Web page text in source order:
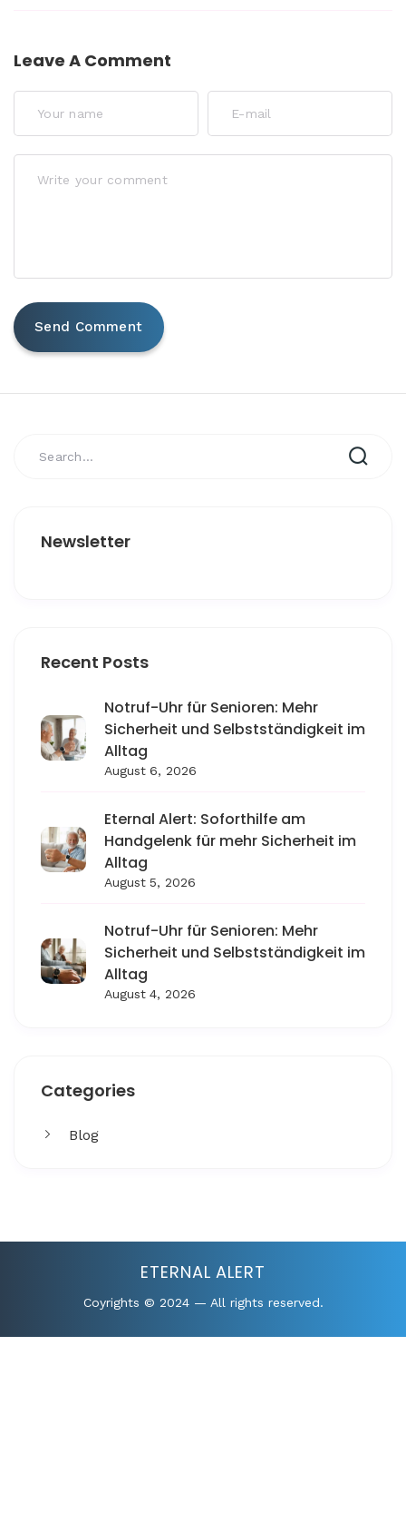
Newsletter
Recent Posts
Notruf-Uhr für Senioren: Mehr
Sicherheit und Selbstständigkeit im
Alltag
August 6, 2026
Eternal Alert: Soforthilfe am
Handgelenk für mehr Sicherheit im
Alltag
August 5, 2026
Notruf-Uhr für Senioren: Mehr
Sicherheit und Selbstständigkeit im
Alltag
August 4, 2026
Categories
Blog
Leave A Comment
ETERNAL ALERT
Coyrights © 2024 — All rights reserved.